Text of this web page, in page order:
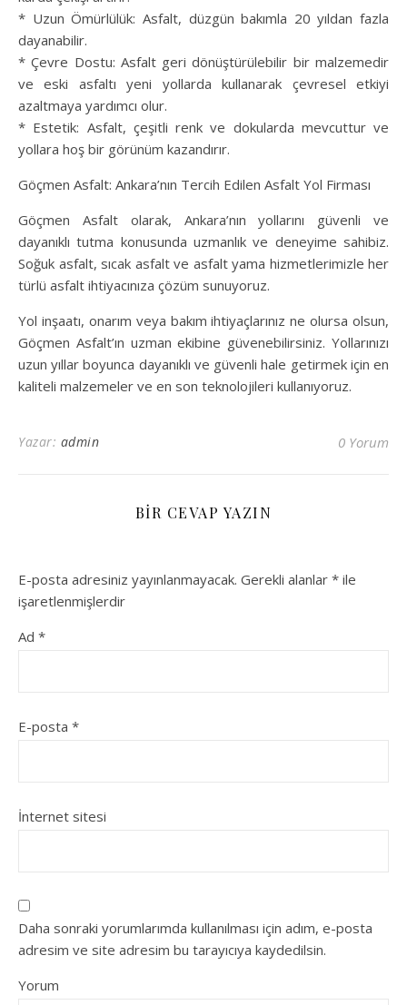
* Uzun Ömürlülük: Asfalt, düzgün bakımla 20 yıldan fazla
dayanabilir.
* Çevre Dostu: Asfalt geri dönüştürülebilir bir malzemedir
ve eski asfaltı yeni yollarda kullanarak çevresel etkiyi
azaltmaya yardımcı olur.
* Estetik: Asfalt, çeşitli renk ve dokularda mevcuttur ve
yollara hoş bir görünüm kazandırır.
Göçmen Asfalt: Ankara’nın Tercih Edilen Asfalt Yol Firması
Göçmen Asfalt olarak, Ankara’nın yollarını güvenli ve
dayanıklı tutma konusunda uzmanlık ve deneyime sahibiz.
Soğuk asfalt, sıcak asfalt ve asfalt yama hizmetlerimizle her
türlü asfalt ihtiyacınıza çözüm sunuyoruz.
Yol inşaatı, onarım veya bakım ihtiyaçlarınız ne olursa olsun,
Göçmen Asfalt’ın uzman ekibine güvenebilirsiniz. Yollarınızı
uzun yıllar boyunca dayanıklı ve güvenli hale getirmek için en
kaliteli malzemeler ve en son teknolojileri kullanıyoruz.
Yazar: admin 0 Yorum
BIR CEVAP YAZIN
E-posta adresiniz yayınlanmayacak. Gerekli alanlar * ile
işaretlenmişlerdir
Ad *
E-posta *
İnternet sitesi
Daha sonraki yorumlarımda kullanılması için adım, e-posta
adresim ve site adresim bu tarayıcıya kaydedilsin.
Yorum